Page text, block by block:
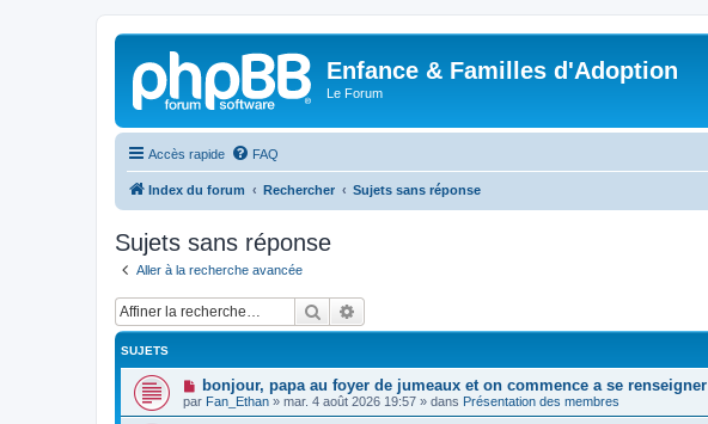
Enfance & Familles d'Adoption
Le Forum
Accès rapide FAQ
Index du forum Rechercher Sujets sans réponse
Sujets sans réponse
Aller à la recherche avancée
Rechercher
SUJETS
N
o
u
bonjour, papa au foyer de jumeaux et on commence a se renseigner
par Fan_Ethan » mar. 4 août 2026 19:57 » dans Présentation des membres